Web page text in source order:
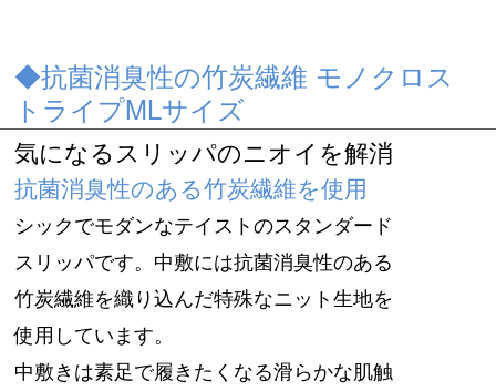
◆抗菌消臭性の竹炭繊維 モノクロス
トライプMLサイズ
気になるスリッパのニオイを解消
抗菌消臭性のある竹炭繊維を使用
シックでモダンなテイストのスタンダード
スリッパです。中敷には抗菌消臭性のある
竹炭繊維を織り込んだ特殊なニット生地を
使用しています。
中敷きは素足で履きたくなる滑らかな肌触